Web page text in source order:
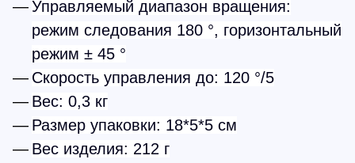
Управляемый диапазон вращения:
режим следования 180 °, горизонтальный
режим ± 45 °
Скорость управления до: 120 °/5
Вес: 0,3 кг
Размер упаковки: 18*5*5 см
Вес изделия: 212 г